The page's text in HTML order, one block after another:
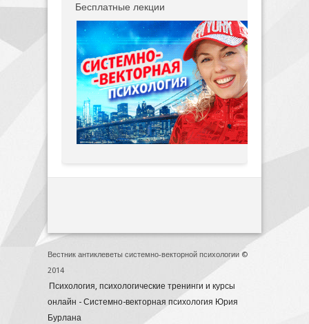
Бесплатные лекции
Вестник антиклеветы системно-векторной психологии ©
2014
Психология, психологические тренинги и курсы
онлайн - Системно-векторная психология Юрия
Бурлана